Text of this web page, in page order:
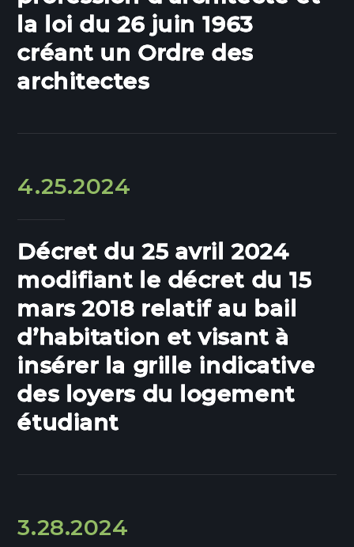
la loi du 26 juin 1963
créant un Ordre des
architectes
4.25.2024
Décret du 25 avril 2024
modifiant le décret du 15
mars 2018 relatif au bail
d’habitation et visant à
insérer la grille indicative
des loyers du logement
étudiant
3.28.2024